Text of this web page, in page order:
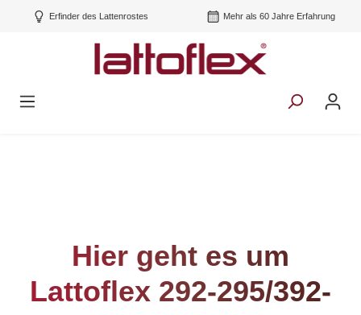
Erfinder des Lattenrostes Mehr als 60 Jahre Erfahrung
Hier geht es um
Lattoflex 292-295/392-